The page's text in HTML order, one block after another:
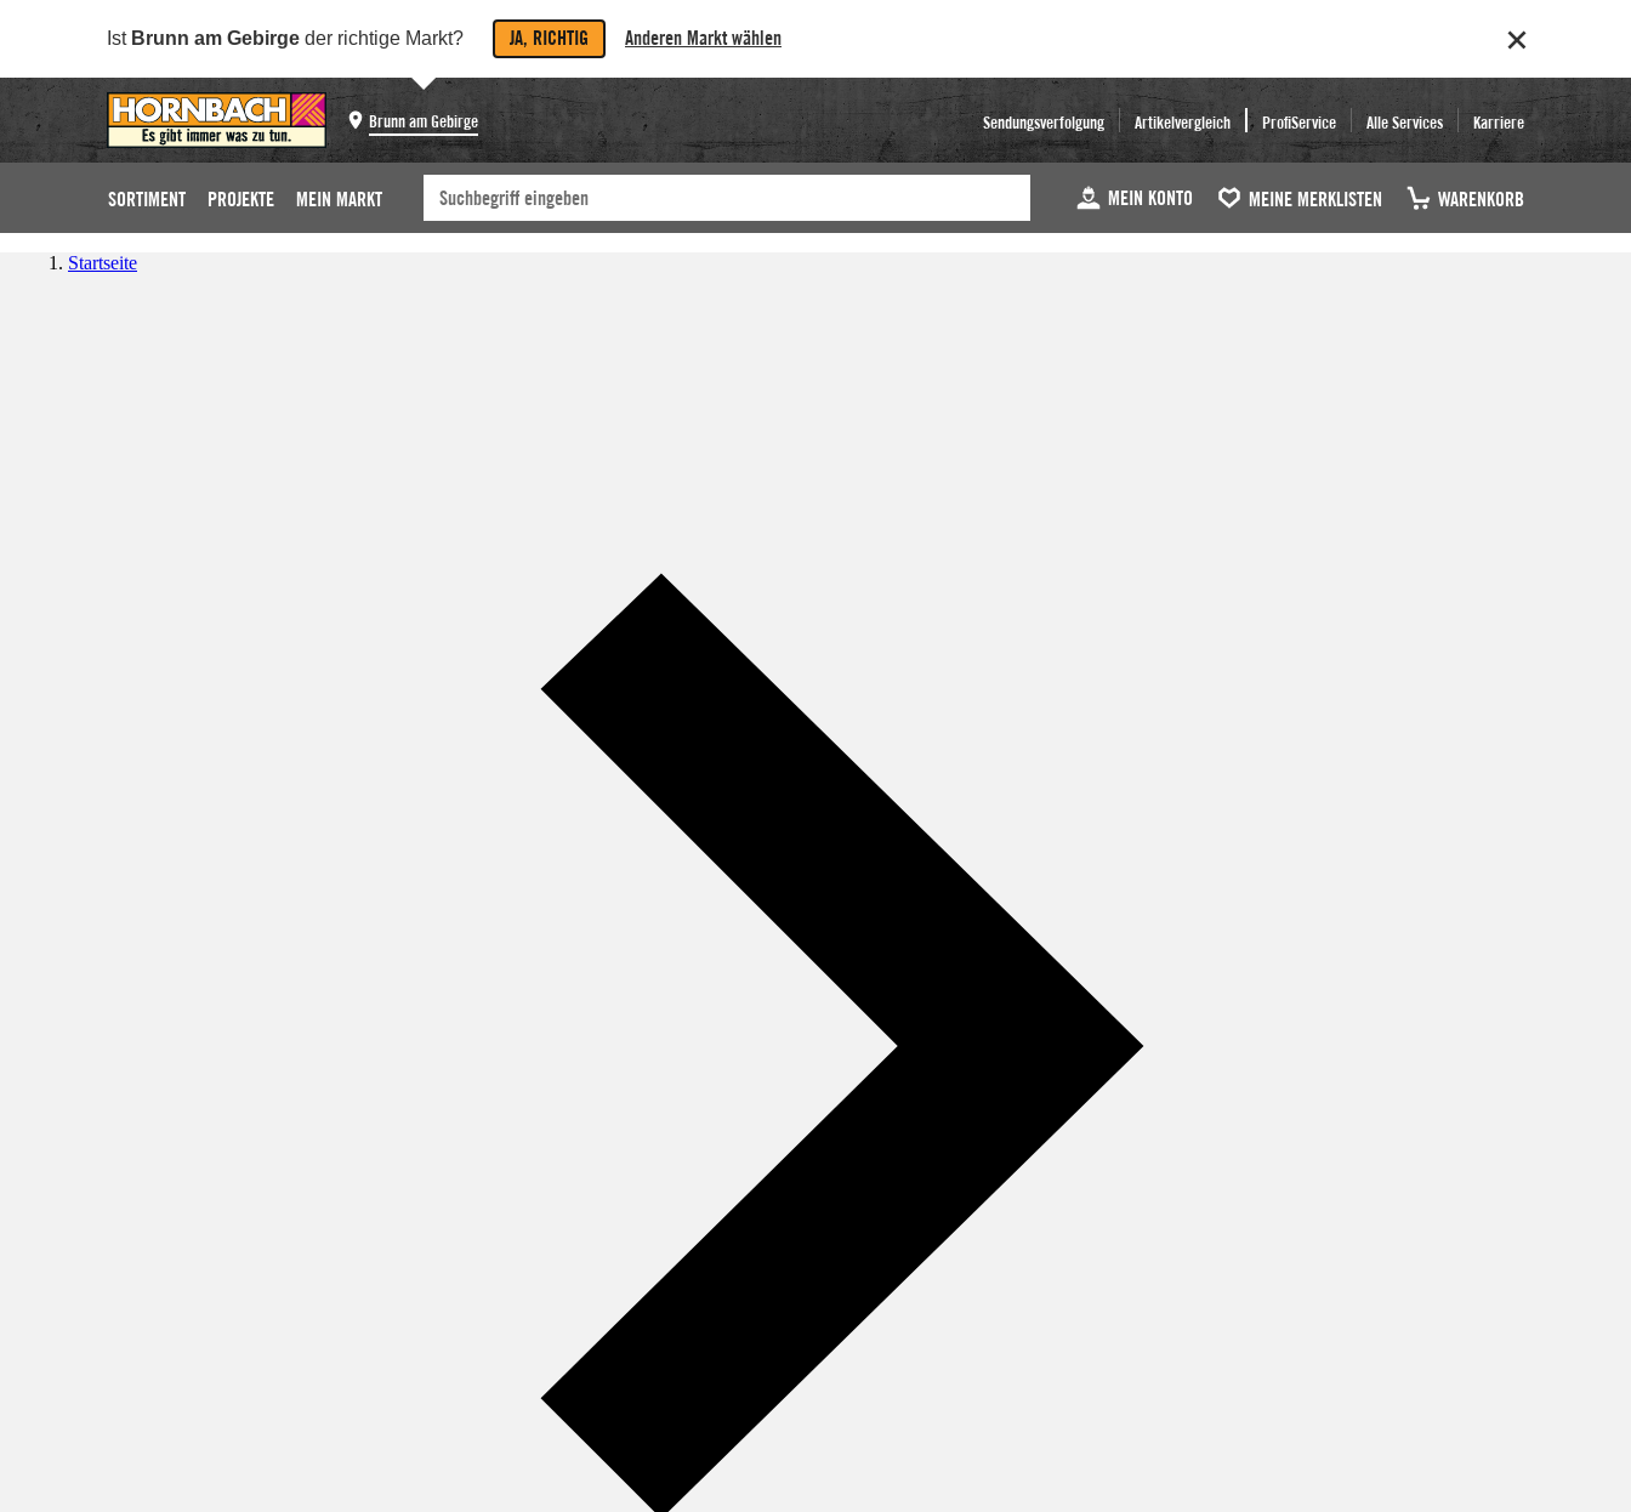
Ist Brunn am Gebirge der richtige Markt? JA, RICHTIG Anderen Markt wählen
Brunn am Gebirge Sendungsverfolgung Artikelvergleich ProfiService Alle Services Karriere
SORTIMENT PROJEKTE MEIN MARKT MEIN KONTO MEINE MERKLISTEN WARENKORB
Startseite